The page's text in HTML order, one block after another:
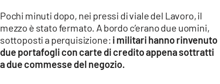
Pochi minuti dopo, nei pressi di viale del Lavoro, il
mezzo è stato fermato. A bordo c’erano due uomini,
sottoposti a perquisizione: i militari hanno rinvenuto
due portafogli con carte di credito appena sottratti
a due commesse del negozio.